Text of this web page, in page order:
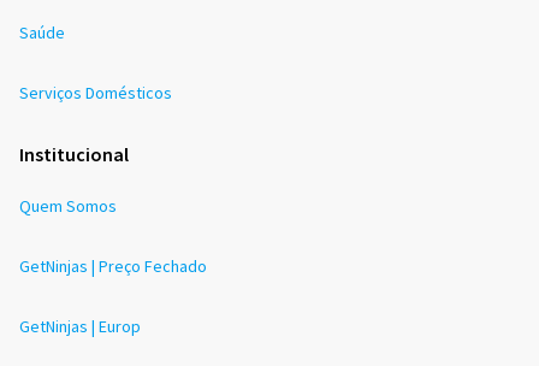
Saúde
Serviços Domésticos
Institucional
Quem Somos
GetNinjas | Preço Fechado
GetNinjas | Europ